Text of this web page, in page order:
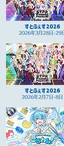
すとふぇす2026
2026年3月28日-29
すとふぇす2026
2026年2月7日-8日